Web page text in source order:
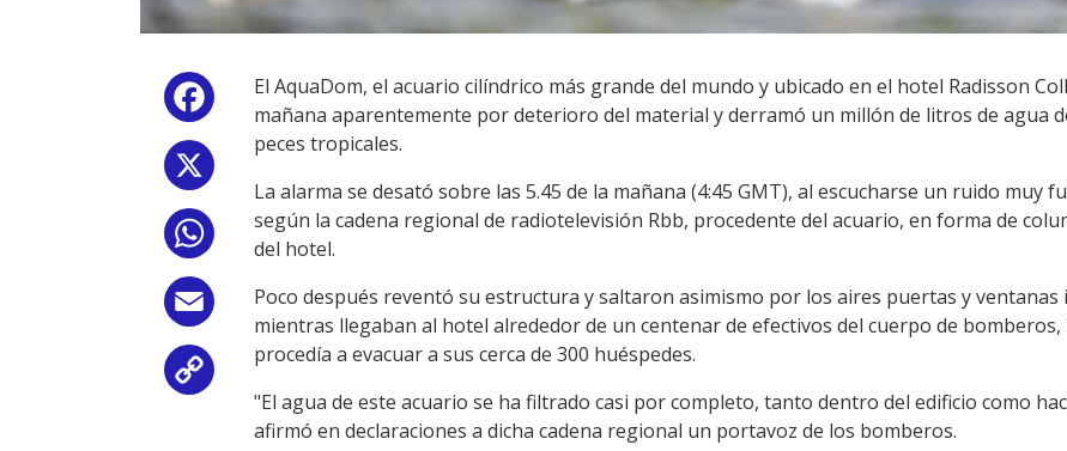
Facebook
WhatsApp
Email
Copy
Link
El AquaDom, el acuario cilíndrico más grande del mundo y ubicado en el hotel Radisson
mañana aparentemente por deterioro del material y derramó un millón de litros de agua
peces tropicales.
La alarma se desató sobre las 5.45 de la mañana (4:45 GMT), al escucharse un ruido muy
según la cadena regional de radiotelevisión Rbb, procedente del acuario, en forma de
del hotel.
Poco después reventó su estructura y saltaron asimismo por los aires puertas y
mientras llegaban al hotel alrededor de un centenar de efectivos del cuerpo de bomberos,
procedía a evacuar a sus cerca de 300 huéspedes.
"El agua de este acuario se ha filtrado casi por completo, tanto dentro del edificio como
afirmó en declaraciones a dicha cadena regional un portavoz de los bomberos.